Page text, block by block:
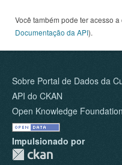
Você também pode ter acesso
Documentação da API).
Sobre Portal de Dados da
API do CKAN
Open Knowledge Foundation
Impulsionado por